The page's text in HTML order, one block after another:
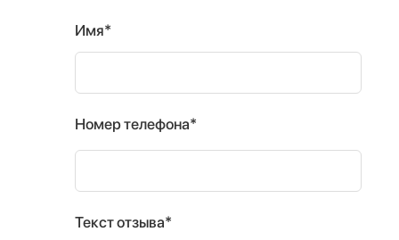
Имя*
Номер телефона*
Текст отзыва*